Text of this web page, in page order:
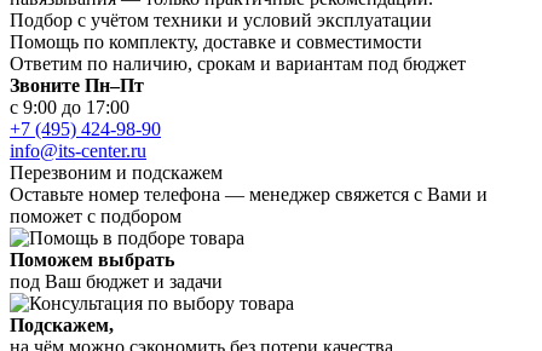
Подбор с учётом техники и условий эксплуатации
Помощь по комплекту, доставке и совместимости
Ответим по наличию, срокам и вариантам под бюджет
Звоните Пн–Пт
с 9:00 до 17:00
+7 (495) 424-98-90
info@its-center.ru
Перезвоним и подскажем
Оставьте номер телефона — менеджер свяжется с Вами и
поможет с подбором
Поможем выбрать
под Ваш бюджет и задачи
Подскажем,
на чём можно сэкономить без потери качества